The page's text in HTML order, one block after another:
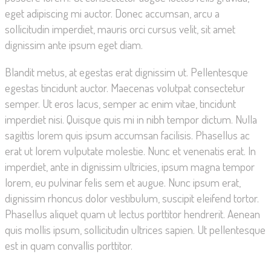
eget adipiscing mi auctor. Donec accumsan, arcu a
sollicitudin imperdiet, mauris orci cursus velit, sit amet
dignissim ante ipsum eget diam.
Blandit metus, at egestas erat dignissim ut. Pellentesque
egestas tincidunt auctor. Maecenas volutpat consectetur
semper. Ut eros lacus, semper ac enim vitae, tincidunt
imperdiet nisi. Quisque quis mi in nibh tempor dictum. Nulla
sagittis lorem quis ipsum accumsan facilisis. Phasellus ac
erat ut lorem vulputate molestie. Nunc et venenatis erat. In
imperdiet, ante in dignissim ultricies, ipsum magna tempor
lorem, eu pulvinar felis sem et augue. Nunc ipsum erat,
dignissim rhoncus dolor vestibulum, suscipit eleifend tortor.
Phasellus aliquet quam ut lectus porttitor hendrerit. Aenean
quis mollis ipsum, sollicitudin ultrices sapien. Ut pellentesque
est in quam convallis porttitor.